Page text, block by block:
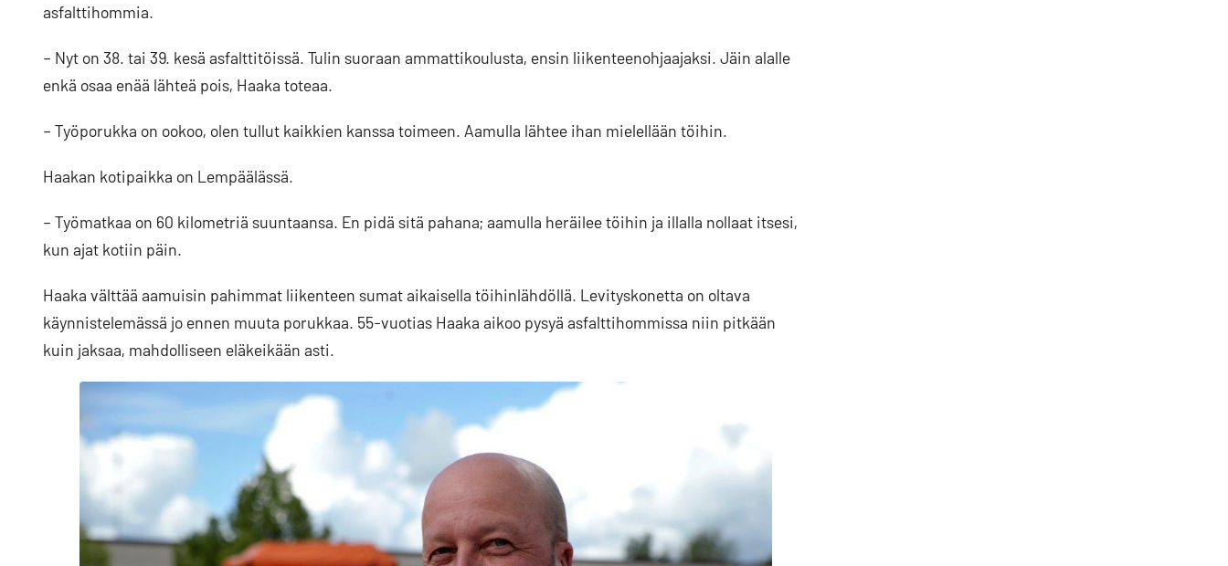
asfalttihommia.
– Nyt on 38. tai 39. kesä asfalttitöissä. Tulin suoraan ammattikoulusta, ensin liikenteenohjaajaksi. Jäin alalle
enkä osaa enää lähteä pois, Haaka toteaa.
– Työporukka on ookoo, olen tullut kaikkien kanssa toimeen. Aamulla lähtee ihan mielellään töihin.
Haakan kotipaikka on Lempäälässä.
– Työmatkaa on 60 kilometriä suuntaansa. En pidä sitä pahana; aamulla heräilee töihin ja illalla nollaat itsesi,
kun ajat kotiin päin.
Haaka välttää aamuisin pahimmat liikenteen sumat aikaisella töihinlähdöllä. Levityskonetta on oltava
käynnistelemässä jo ennen muuta porukkaa. 55-vuotias Haaka aikoo pysyä asfalttihommissa niin pitkään
kuin jaksaa, mahdolliseen eläkeikään asti.